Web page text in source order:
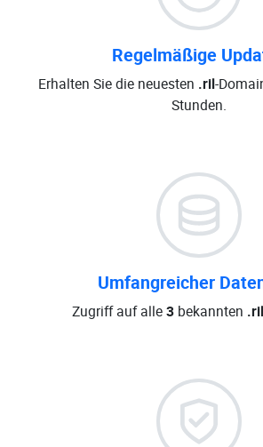
Regelmäßige
Erhalten Sie die neuesten .ril-
Stunden.
Umfangreicher
Zugriff auf alle3bekannten .ril